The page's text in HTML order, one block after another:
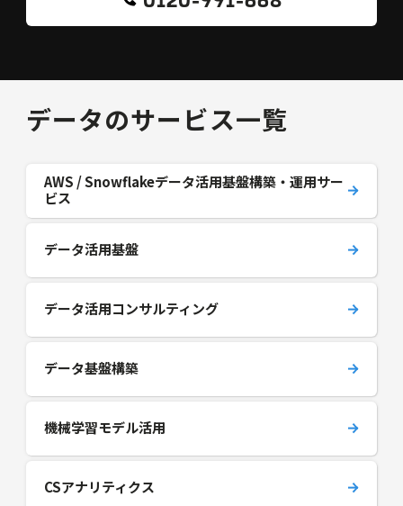
データのサービス一覧
AWS / Snowflakeデータ活用基盤構築・運用サー
ビス
データ活用基盤
データ活用コンサルティング
データ基盤構築
機械学習モデル活用
CSアナリティクス